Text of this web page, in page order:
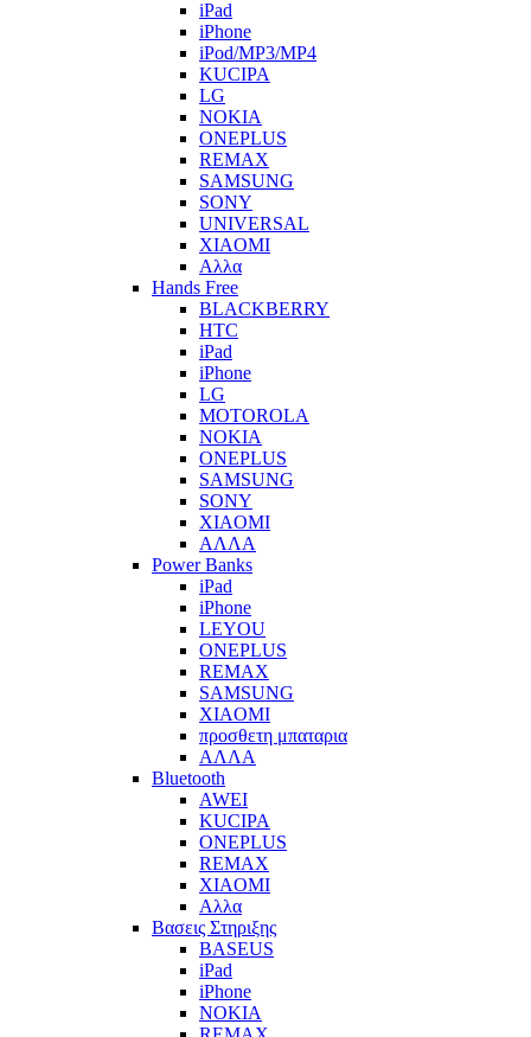
iPad
iPhone
iPod/MP3/MP4
KUCIPA
LG
NOKIA
ONEPLUS
REMAX
SAMSUNG
SONY
UNIVERSAL
XIAOMI
Αλλα
Hands Free
BLACKBERRY
HTC
iPad
iPhone
LG
MOTOROLA
NOKIA
ONEPLUS
SAMSUNG
SONY
XIAOMI
ΑΛΛΑ
Power Banks
iPad
iPhone
LEYOU
ONEPLUS
REMAX
SAMSUNG
XIAOMI
προσθετη μπαταρια
ΑΛΛΑ
Bluetooth
AWEI
KUCIPA
ONEPLUS
REMAX
XIAOMI
Αλλα
Βασεις Στηριξης
BASEUS
iPad
iPhone
NOKIA